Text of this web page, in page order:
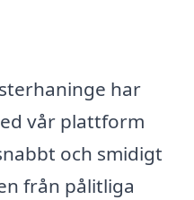
har
vår plattform
och smidigt
från pålitliga